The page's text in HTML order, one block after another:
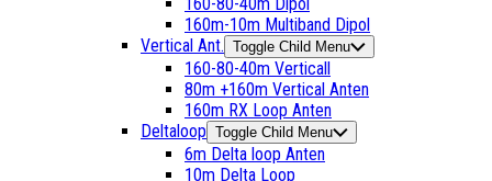
160m-10m Multiband Dipol
Vertical Ant. Toggle Child Menu
160-80-40m Verticall
80m +160m Vertical Anten
160m RX Loop Anten
Deltaloop Toggle Child Menu
6m Delta loop Anten
10m Delta Loop